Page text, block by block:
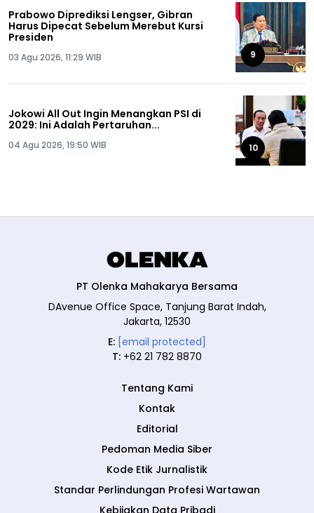
Prabowo Diprediksi Lengser, Gibran
Harus Dipecat Sebelum Merebut Kursi
Presiden
03 Agu 2026, 11:29 WIB 9
Jokowi All Out Ingin Menangkan PSI di
2029: Ini Adalah Pertaruhan...
04 Agu 2026, 19:50 WIB 10
PT Olenka Mahakarya Bersama
DAvenue Office Space, Tanjung Barat Indah,
Jakarta, 12530
E: [email protected]
T: +62 21 782 8870
Tentang Kami
Kontak
Editorial
Pedoman Media Siber
Kode Etik Jurnalistik
Standar Perlindungan Profesi Wartawan
Kebijakan Data Pribadi